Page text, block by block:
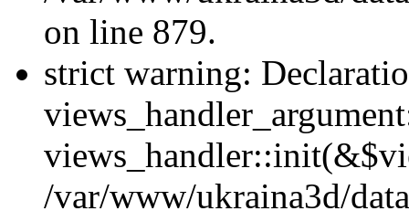
on line 879.
strict warning:
/var/www/ukraina3d/